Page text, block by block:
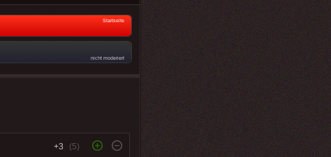
Startseite
nicht moderiert
+3 (5)